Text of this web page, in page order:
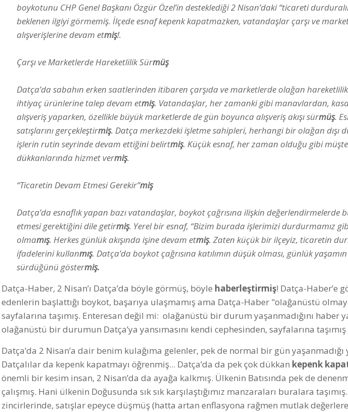
boykotunu CHP Genel Başkanı Özgür Özel’in desteklediği 2 Nisan’daki “ticareti
beklenen ilgiyi görmemiş. İlçede esnaf kepenk kapatmazken, vatandaşlar çarşı ve
alışverişlerine devam etmiş!.
Çarşı ve Marketlerde Hareketlilik Sürmüş
Datça’da sabahın erken saatlerinden itibaren çarşıda ve marketlerde olağan
ihtiyaç ürünlerine talep devam etmiş. Vatandaşlar, her zamanki gibi manavlardan,
alışveriş yaparken, özellikle büyük marketlerde de gün boyunca alışveriş akışı sürmüş.
satışlarını gerçekleştirmiş. Datça merkezdeki işletme sahipleri, herhangi bir olağan dışı
işlerin rutin seyrinde devam ettiğini belirtmiş. Küçük esnaf, her zaman olduğu gibi
dükkanlarında hizmet vermiş.
“Ticaretin Devam Etmesi Gerekir”miş
Datça’da esnaflık yapan bazı vatandaşlar, boykot çağrısına ilişkin
etmesi gerektiğini dile getirmiş. Yerel bir esnaf, “Bizim burada işlerimizi durdurmamız
olmamış. Herkes günlük akışında işine devam etmiş. Zaten küçük bir ilçeyiz, ticaretin
ifadelerini kullanmış. Datça’da boykot çağrısına katılımın düşük olması, günlük
sürdüğünü göstermiş.
Datça-Haber, 2 Nisan’ı Datça’da böyle görmüş, böyle haberleştirmiş! Datça-Haber’e
edenlerin başlattığı boykot, başarıya ulaşmamış ama Datça-Haber "olağanüstü
sayfalarına taşımış. Enteresan değil mi: olağanüstü bir durum yaşanmadığını haber
olağanüstü bir durumun Datça’ya yansımasını kendi cephesinden, sayfalarına taşımış
Datça’da 2 Nisan’a dair benim kulağıma gelenler, pek de normal bir gün
Datçalılar da kepenk kapatmayı öğrenmiş... Datça’da da pek çok dükkan kepenk
önemli bir kesim insan, 2 Nisan’da da ayağa kalkmış. Ülkenin Batısında pek de
çalışmış. Hani ülkenin Doğusunda sık sık karşılaştığımız manzaraları buralara
zincirlerinde, satışlar epeyce düşmüş (hatta artan enflasyona rağmen mutlak